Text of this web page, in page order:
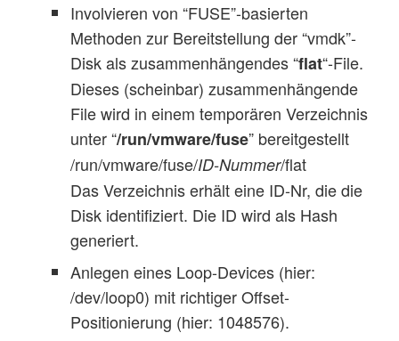
Involvieren von “FUSE”-basierten
Methoden zur Bereitstellung der “vmdk”-
Disk als zusammenhängendes “flat“-File.
Dieses (scheinbar) zusammenhängende
File wird in einem temporären Verzeichnis
unter “/run/vmware/fuse” bereitgestellt
/run/vmware/fuse/ID-Nummer/flat
Das Verzeichnis erhält eine ID-Nr, die die
Disk identifiziert. Die ID wird als Hash
generiert.
Anlegen eines Loop-Devices (hier:
/dev/loop0) mit richtiger Offset-
Positionierung (hier: 1048576).